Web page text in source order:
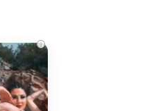
i